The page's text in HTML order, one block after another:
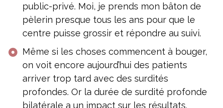
public-privé. Moi, je prends mon bâton de
pèlerin presque tous les ans pour que le
centre puisse grossir et répondre au suivi.
Même si les choses commencent à bouger,
on voit encore aujourd’hui des patients
arriver trop tard avec des surdités
profondes. Or la durée de surdité profonde
bilatérale a un impact sur les résultats.